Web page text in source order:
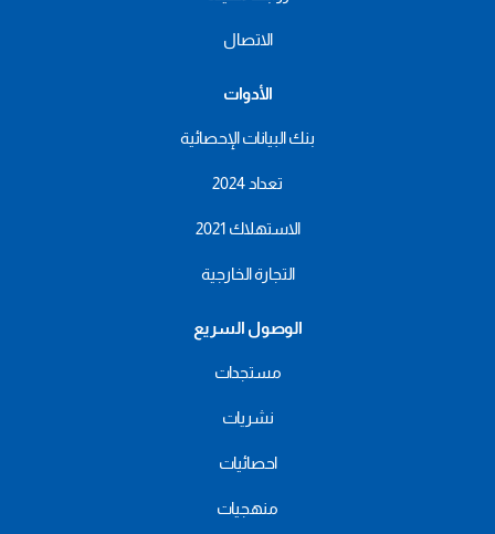
الاتصال
الأدوات
بنك البيانات الإحصائية
تعداد 2024
الاستهلاك 2021
التجارة الخارجية
الوصول السريع
مستجدات
نشريات
احصائيات
منهجيات